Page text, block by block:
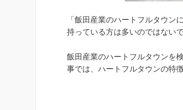
「飯田産業のハートフルタウン
持っている方は多いのではないで
飯田産業のハートフルタウンを
事では、ハートフルタウンの特